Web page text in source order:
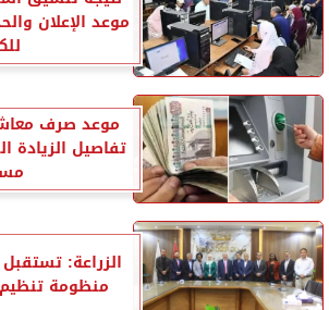
موعد الإعلان
الزراعة:
منظومة تنظيم